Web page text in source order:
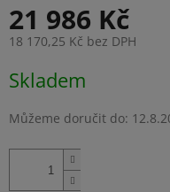
21 986 Kč
18 170,25 Kč bez DPH
cena:
Skladem
Můžeme doručit do: